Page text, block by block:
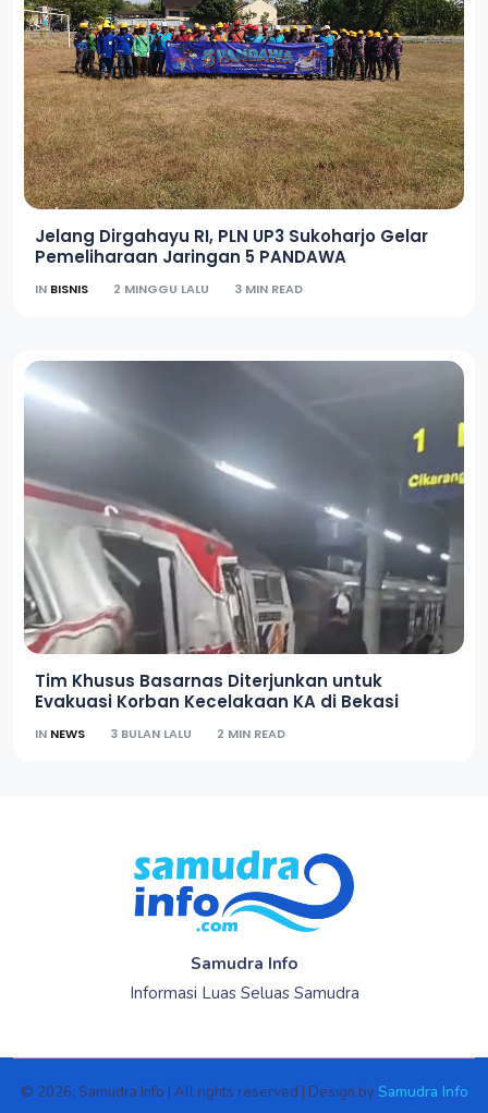
Jelang Dirgahayu RI, PLN UP3 Sukoharjo Gelar
Pemeliharaan Jaringan 5 PANDAWA
IN BISNIS 2 MINGGU LALU 3 MIN READ
Tim Khusus Basarnas Diterjunkan untuk
Evakuasi Korban Kecelakaan KA di Bekasi
IN NEWS 3 BULAN LALU 2 MIN READ
Samudra Info
Informasi Luas Seluas Samudra
© 2026, Samudra Info | All rights reserved | Design bySamudra Info